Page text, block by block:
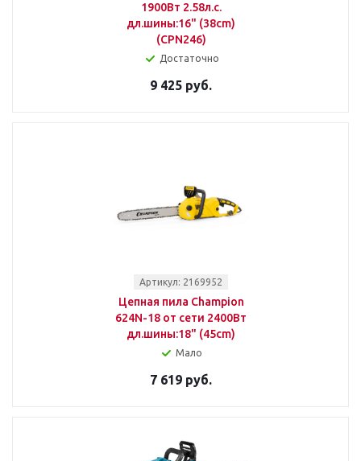
1900Вт 2.58л.с.
дл.шины:16" (38cm)
(CPN246)
Достаточно
9 425 руб.
Артикул: 2169952
Цепная пила Champion
624N-18 от сети 2400Вт
дл.шины:18" (45cm)
Мало
7 619 руб.